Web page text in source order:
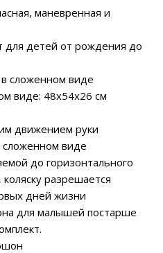
маневренная и
для детей от рождения до
сложенном виде
виде: 48х54х26 см
движением руки
виде
до горизонтального
разрешается
дней жизни
для малышей постарше